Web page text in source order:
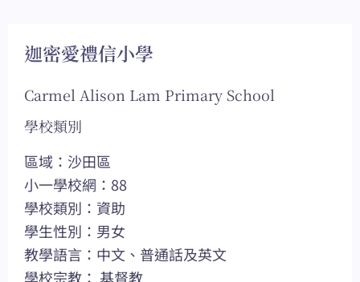
迦密愛禮信小學
Carmel Alison Lam Primary School
學校類別
區域：沙田區
小一學校網：88
學校類別：資助
學生性別：男女
教學語言：中文、普通話及英文
學校宗教： 基督教